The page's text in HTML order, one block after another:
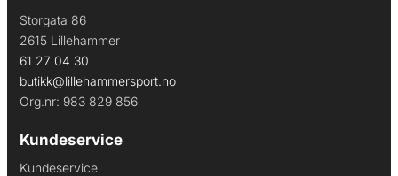
Storgata 86
2615 Lillehammer
61 27 04 30
butikk@lillehammersport.no
Org.nr: 983 829 856
Kundeservice
Kundeservice